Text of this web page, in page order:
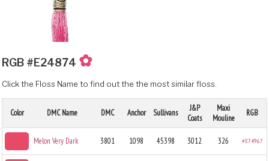
RGB #E24874 ✿
Click the Floss Name to find out the the most similar floss.
Color DMC Name DMC Anchor Sullivans
J&P
Coats
Maxi
Mouline
RGB
Melon Very Dark 3801 1098 45398 3012 326 #E74967